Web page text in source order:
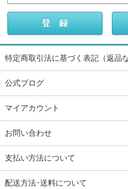
特定商取引法に基づく表記（返品な
公式ブログ
マイアカウント
お問い合わせ
支払い方法について
配送方法･送料について